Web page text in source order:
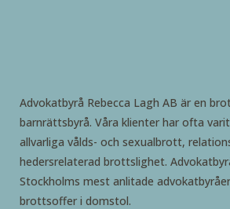
Advokatbyrå Rebecca Lagh AB är en
barnrättsbyrå. Våra klienter har ofta
allvarliga vålds- och sexualbrott,
hedersrelaterad brottslighet.
Stockholms mest anlitade
brottsoffer i domstol.